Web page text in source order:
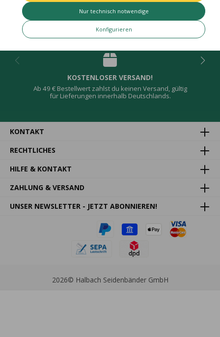
Deine Vorteile
KOSTENLOSER VERSAND!
Ab 49 € Bestellwert zahlst du keinen Versand, gültig
für Lieferungen innerhalb Deutschlands.
KONTAKT
RECHTLICHES
HILFE & KONTAKT
ZAHLUNG & VERSAND
UNSER NEWSLETTER - JETZT ABONNIEREN!
2026© Halbach Seidenbänder GmbH
Nur technisch notwendige
Konfigurieren